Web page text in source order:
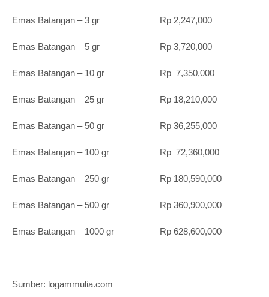
Emas Batangan – 3 gr Rp 2,247,000
Emas Batangan – 5 gr Rp 3,720,000
Emas Batangan – 10 gr Rp 7,350,000
Emas Batangan – 25 gr Rp 18,210,000
Emas Batangan – 50 gr Rp 36,255,000
Emas Batangan – 100 gr Rp 72,360,000
Emas Batangan – 250 gr Rp 180,590,000
Emas Batangan – 500 gr Rp 360,900,000
Emas Batangan – 1000 gr Rp 628,600,000
Sumber: logammulia.com